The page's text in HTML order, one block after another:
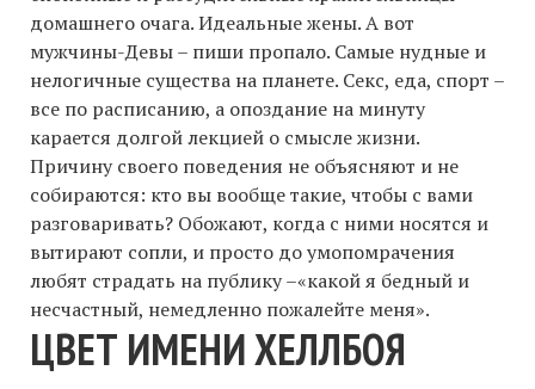
домашнего очага. Идеальные жены. А вот
мужчины-Девы – пиши пропало. Самые нудные и
нелогичные существа на планете. Секс, еда, спорт –
все по расписанию, а опоздание на минуту
карается долгой лекцией о смысле жизни.
Причину своего поведения не объясняют и не
собираются: кто вы вообще такие, чтобы с вами
разговаривать? Обожают, когда с ними носятся и
вытирают сопли, и просто до умопомрачения
любят страдать на публику –«какой я бедный и
несчастный, немедленно пожалейте меня».
ЦВЕТ ИМЕНИ ХЕЛЛБОЯ